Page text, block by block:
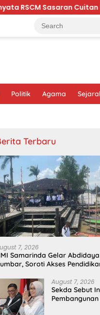
Cuitan Pasien BPJS
Politik Agama
Terbaru
7, 2026
Samarinda Gelar
Soroti Akses
August 7, 2026
Sekda Sebut